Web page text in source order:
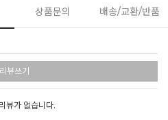
상품문의 배송/교환/반품
리뷰쓰기
뷰가 없습니다.